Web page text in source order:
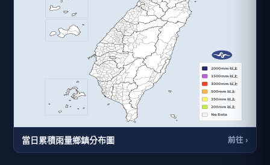
當日累積雨量鄉鎮分布圖 前往 ›